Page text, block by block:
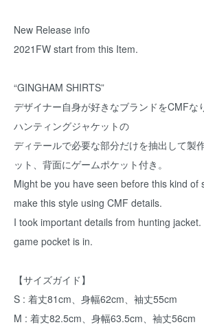
New Release info
2021FW start from this Item.
“GINGHAM SHIRTS”
デザイナー自身が好きなブランドをCMFな
ハンティングジャケットの
ディテールで必要な部分だけを抽出して製
ット、背面にゲームポケット付き。
Might be you have seen before this kind of
make this style using CMF details.
I took important details from hunting
game pocket is in.
【サイズガイド】
S : 着丈81cm、身幅62cm、袖丈55cm
M : 着丈82.5cm、身幅63.5cm、袖丈56cm